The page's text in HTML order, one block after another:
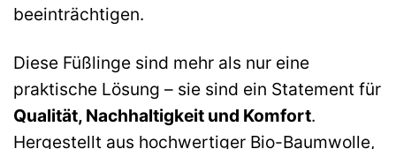
beeinträchtigen.
Diese Füßlinge sind mehr als nur eine
praktische Lösung – sie sind ein Statement für
Qualität, Nachhaltigkeit und Komfort.
Hergestellt aus hochwertiger Bio-Baumwolle,